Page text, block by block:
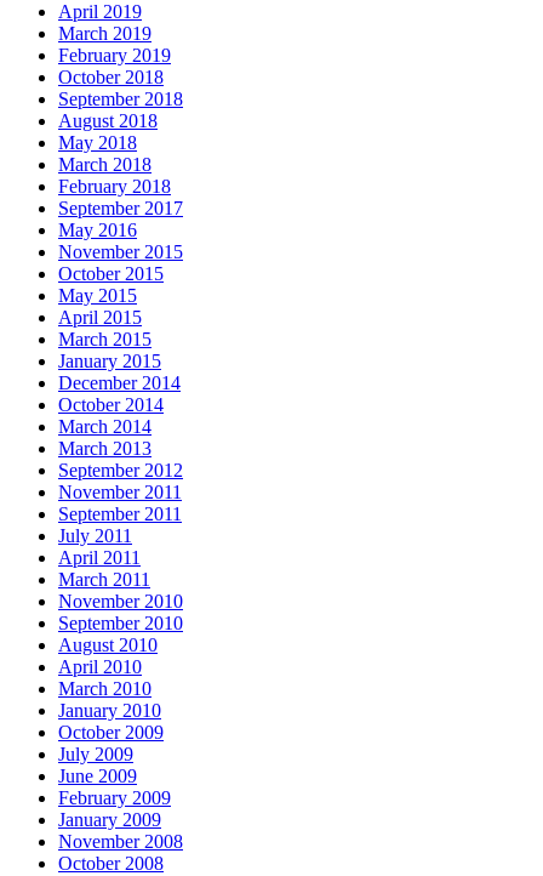
April 2019
March 2019
February 2019
October 2018
September 2018
August 2018
May 2018
March 2018
February 2018
September 2017
May 2016
November 2015
October 2015
May 2015
April 2015
March 2015
January 2015
December 2014
October 2014
March 2014
March 2013
September 2012
November 2011
September 2011
July 2011
April 2011
March 2011
November 2010
September 2010
August 2010
April 2010
March 2010
January 2010
October 2009
July 2009
June 2009
February 2009
January 2009
November 2008
October 2008